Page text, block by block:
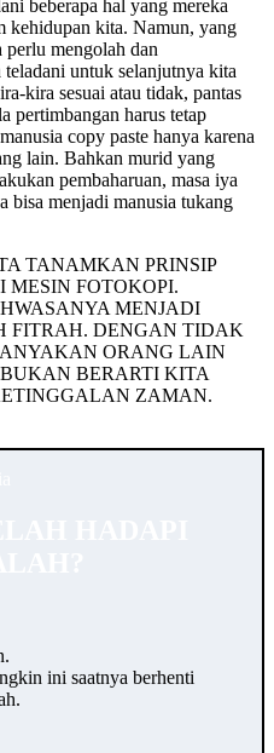
beberapa hal yang mereka
kehidupan kita. Namun, yang
mengolah dan
untuk selanjutnya kita
kira sesuai atau tidak, pantas
pertimbangan harus tetap
copy paste hanya karena
lain. Bahkan murid yang
pembaharuan, masa iya
bisa menjadi manusia tukang
TANAMKAN PRINSIP
FOTOKOPI.
MENJADI
FITRAH. DENGAN TIDAK
ORANG LAIN
BERARTI KITA
ZAMAN.
ini saatnya berhenti